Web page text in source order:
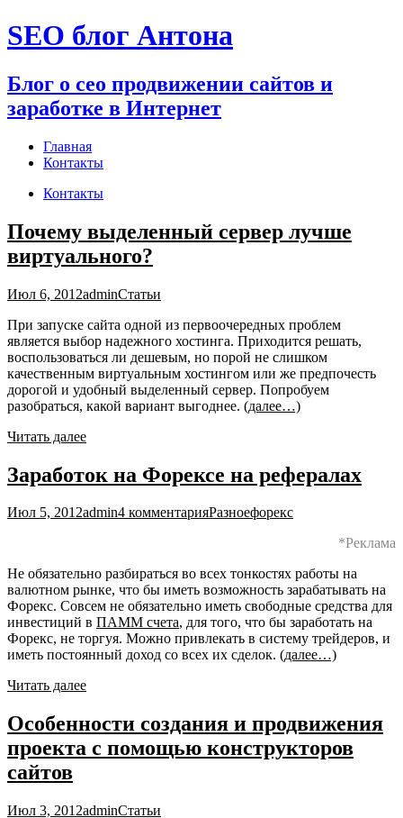
Перейти
к
SEO блог Антона
Блог о сео продвижении сайтов и
заработке в Интернет
Главная
Контакты
Контакты
Почему выделенный сервер лучше
виртуального?
Июл 6, 2012adminСтатьи
При запуске сайта одной из первоочередных проблем
является выбор надежного хостинга. Приходится решать,
воспользоваться ли дешевым, но порой не слишком
качественным виртуальным хостингом или же предпочесть
дорогой и удобный выделенный сервер. Попробуем
разобраться, какой вариант выгоднее. (далее…)
Читать далее
Заработок на Форексе на рефералах
Июл 5, 2012admin4 комментарияРазноефорекс
*Реклама
Не обязательно разбираться во всех тонкостях работы на
валютном рынке, что бы иметь возможность зарабатывать на
Форекс. Совсем не обязательно иметь свободные средства для
инвестиций в ПАММ счета, для того, что бы заработать на
Форекс, не торгуя. Можно привлекать в систему трейдеров, и
иметь постоянный доход со всех их сделок. (далее…)
Читать далее
Особенности создания и продвижения
проекта с помощью конструкторов
сайтов
Июл 3, 2012adminСтатьи